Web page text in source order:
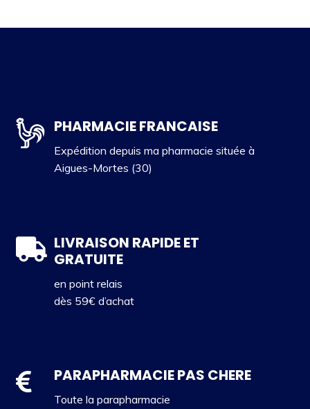
PHARMACIE FRANCAISE
Expédition depuis ma pharmacie située à
Aigues-Mortes (30)
LIVRAISON RAPIDE ET
GRATUITE
en point relais
dès 59€ d’achat
PARAPHARMACIE PAS CHERE
Toute la parapharmacie